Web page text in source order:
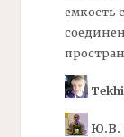
емкость
Tekhi
Ю.В.